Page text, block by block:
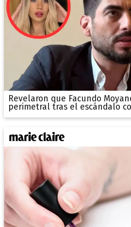
Revelaron que Facundo
perimetral tras el escándalo